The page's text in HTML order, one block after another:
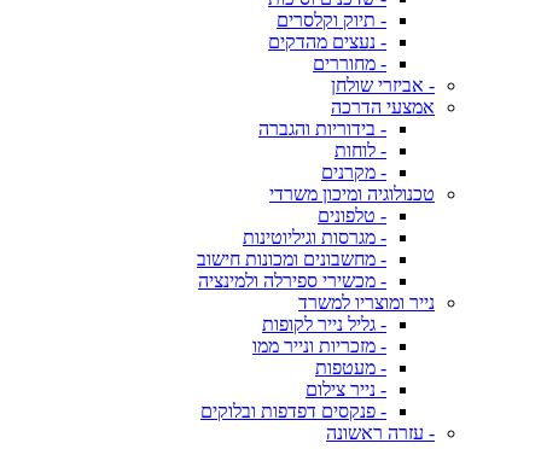
- תיוק וקלסרים
- נעצים מהדקים
- מחוררים
- אביזרי שולחן
אמצעי הדרכה
- בידוריות והגברה
- לוחות
- מקרנים
טכנולוגיה ומיכון משרדי
- טלפונים
- מגרסות וגיליוטינות
- מחשבונים ומכונות חישוב
- מכשירי ספירלה ולמינציה
נייר ומוצריו למשרד
- גליל נייר לקופות
- מזכריות ונייר ממו
- מעטפות
- נייר צילום
- פנקסים דפדפות ובלוקים
- עזרה ראשונה